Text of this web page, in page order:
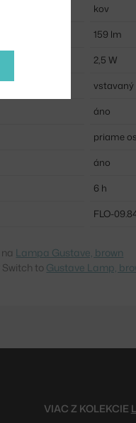
kov
159 lm
2,5 W
vstavaný
áno
priame
áno
6 h
FLO-
Lampa Gustave, brown
to Gustave Lamp,
VIAC Z KOLEKCIE